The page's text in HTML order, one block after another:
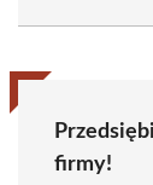
firmy!